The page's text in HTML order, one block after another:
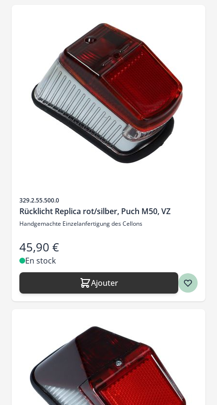
SKU
329.2.55.500.0
Rücklicht Replica rot/silber, Puch M50, VZ
Handgemachte Einzelanfertigung des Cellons
45,90 €
En stock
Ajouter